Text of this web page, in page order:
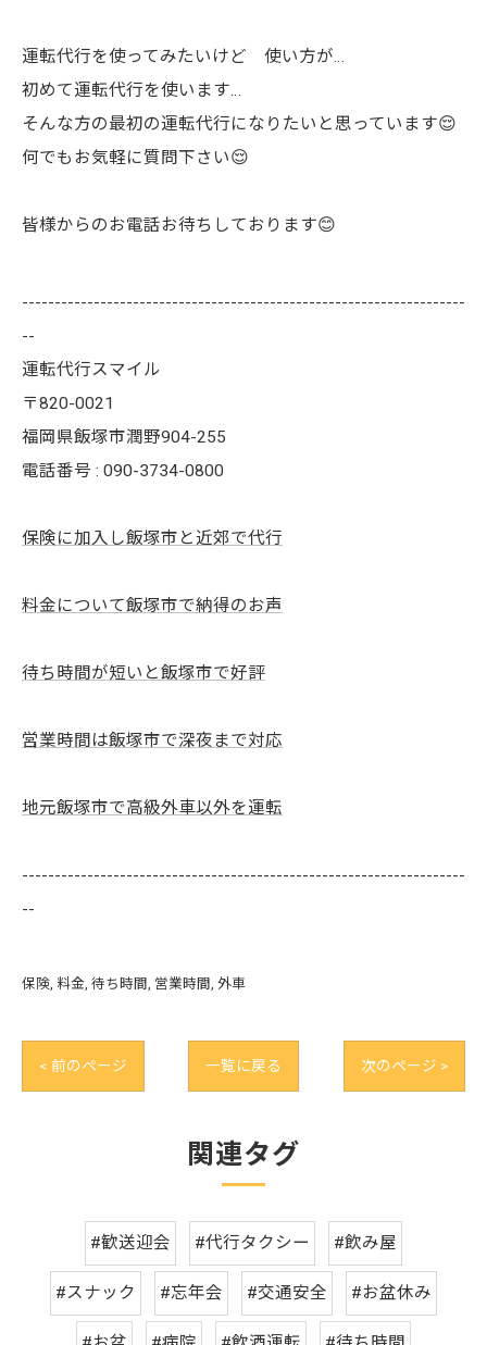
運転代行を使ってみたいけど 使い方が…
初めて運転代行を使います…
そんな方の最初の運転代行になりたいと思っています😌
何でもお気軽に質問下さい😌
皆様からのお電話お待ちしております😊
--------------------------------------------------------------------
--
運転代行スマイル
〒820-0021
福岡県飯塚市潤野904-255
電話番号 : 090-3734-0800
保険に加入し飯塚市と近郊で代行
料金について飯塚市で納得のお声
待ち時間が短いと飯塚市で好評
営業時間は飯塚市で深夜まで対応
地元飯塚市で高級外車以外を運転
--------------------------------------------------------------------
--
保険 料金 待ち時間 営業時間 外車
< 前のページ 一覧に戻る 次のページ >
関連タグ
#歓送迎会 #代行タクシー #飲み屋
#スナック #忘年会 #交通安全 #お盆休み